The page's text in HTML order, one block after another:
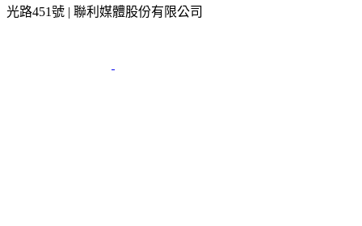
光路451號 | 聯利媒體股份有限公司